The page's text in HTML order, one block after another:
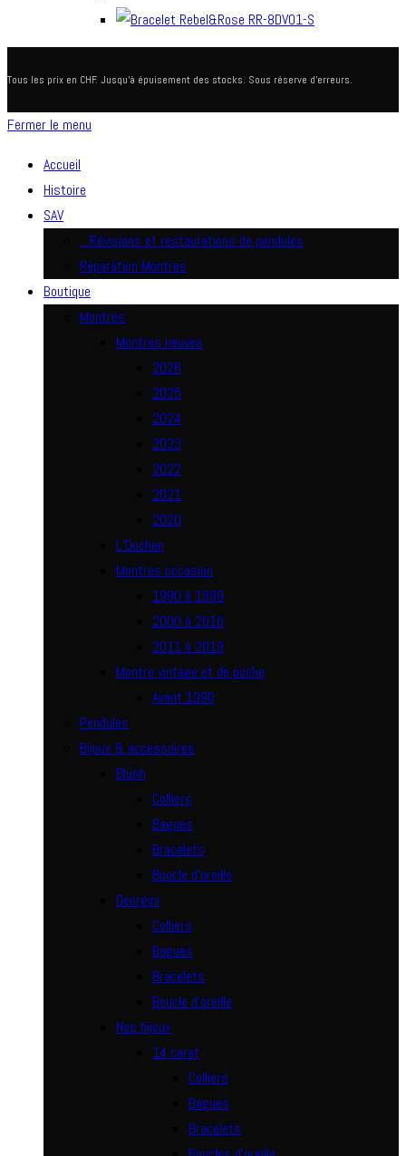
Tous les prix en CHF. Jusqu'à épuisement des stocks. Sous réserve d'erreurs.
Fermer le menu
Accueil
Histoire
SAV
…Révisions et restaurations de pendules
Réparation Montres
Boutique
Montres
Montres neuves
2026
2025
2024
2023
2022
2021
2020
L’Duchen
Montres occasion
1990 à 1999
2000 à 2010
2011 à 2019
Montre vintage et de poche
Avant 1990
Pendules
Bijoux & accessoires
Blush
Colliers
Bagues
Bracelets
Boucle d’oreille
Georgini
Colliers
Bagues
Bracelets
Boucle d’oreille
Nos bijoux
14 carat
Colliers
Bagues
Bracelets